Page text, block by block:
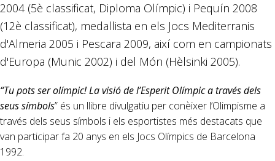
2004 (5è classificat, Diploma Olímpic) i Pequín 2008
(12è classificat), medallista en els Jocs Mediterranis
d'Almeria 2005 i Pescara 2009, així com en campionats
d'Europa (Munic 2002) i del Món (Hèlsinki 2005).
“Tu pots ser olímpic! La visió de l’Esperit Olímpic a través dels
seus símbols” és un llibre divulgatiu per conèixer l’Olimpisme a
través dels seus símbols i els esportistes més destacats que
van participar fa 20 anys en els Jocs Olímpics de Barcelona
1992.